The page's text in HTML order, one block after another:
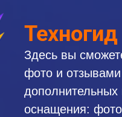
Техногид
Здесь вы
фото и
дополнительных
оснащения: